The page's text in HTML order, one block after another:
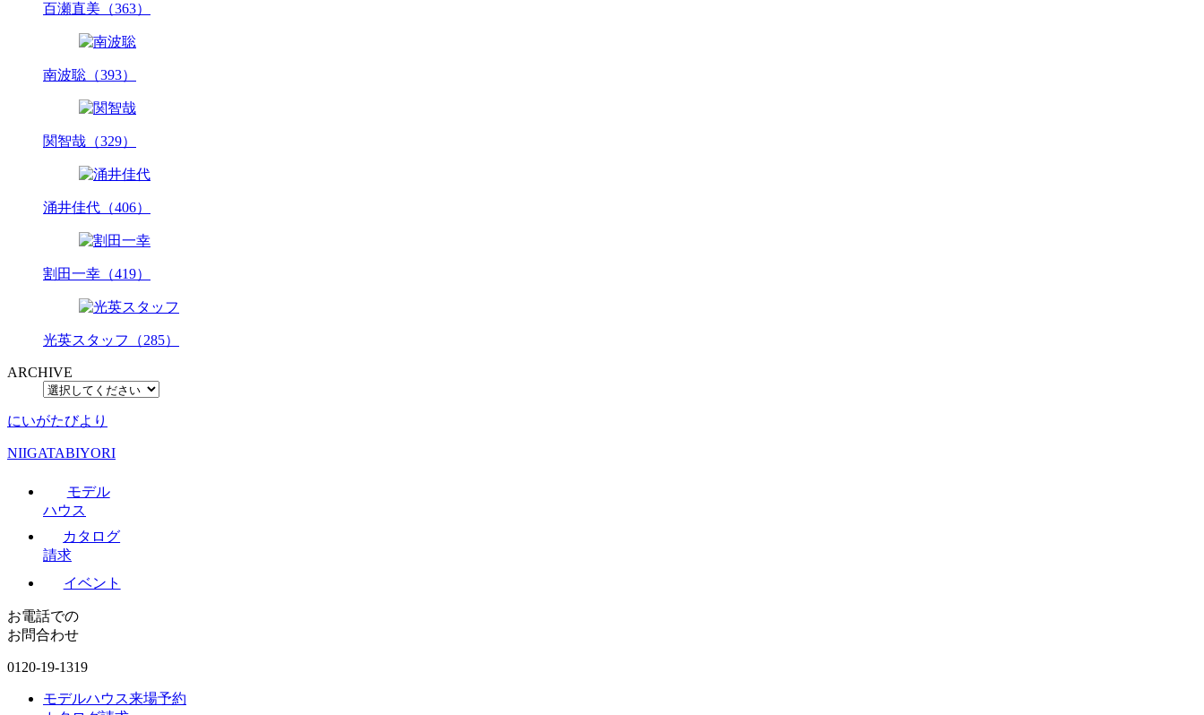
百瀬直美（363）
南波聡（393）
関智哉（329）
涌井佳代（406）
割田一幸（419）
光英スタッフ（285）
ARCHIVE
にいがたびより
NIIGATABIYORI
モデル
ハウス
カタログ
請求
イベント
お電話での
お問合わせ
0120-19-1319
モデルハウス来場予約